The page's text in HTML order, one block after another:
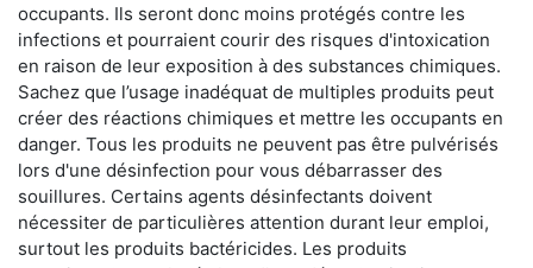
occupants. Ils seront donc moins protégés contre les
infections et pourraient courir des risques d'intoxication
en raison de leur exposition à des substances chimiques.
Sachez que l’usage inadéquat de multiples produits peut
créer des réactions chimiques et mettre les occupants en
danger. Tous les produits ne peuvent pas être pulvérisés
lors d'une désinfection pour vous débarrasser des
souillures. Certains agents désinfectants doivent
nécessiter de particulières attention durant leur emploi,
surtout les produits bactéricides. Les produits